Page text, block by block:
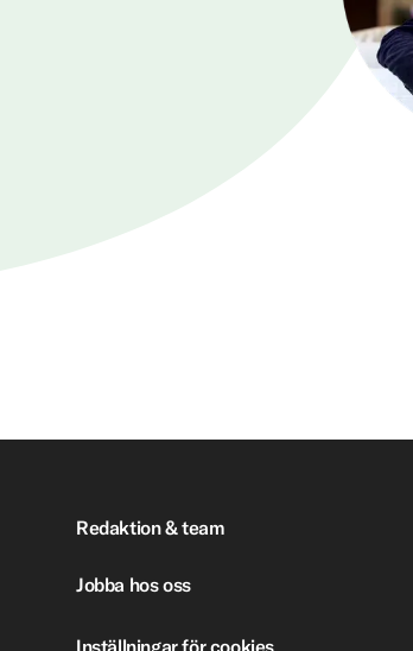
Redaktion & team
Jobba hos oss
Inställningar för cookies